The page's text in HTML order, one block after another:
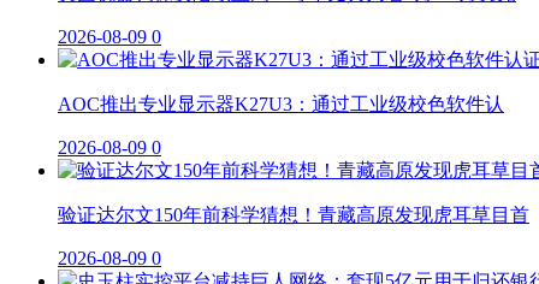
2026-08-09 0
AOC推出专业显示器K27U3：通过工业级校色软件认
2026-08-09 0
验证达尔文150年前科学猜想！青藏高原发现虎耳草目首
2026-08-09 0